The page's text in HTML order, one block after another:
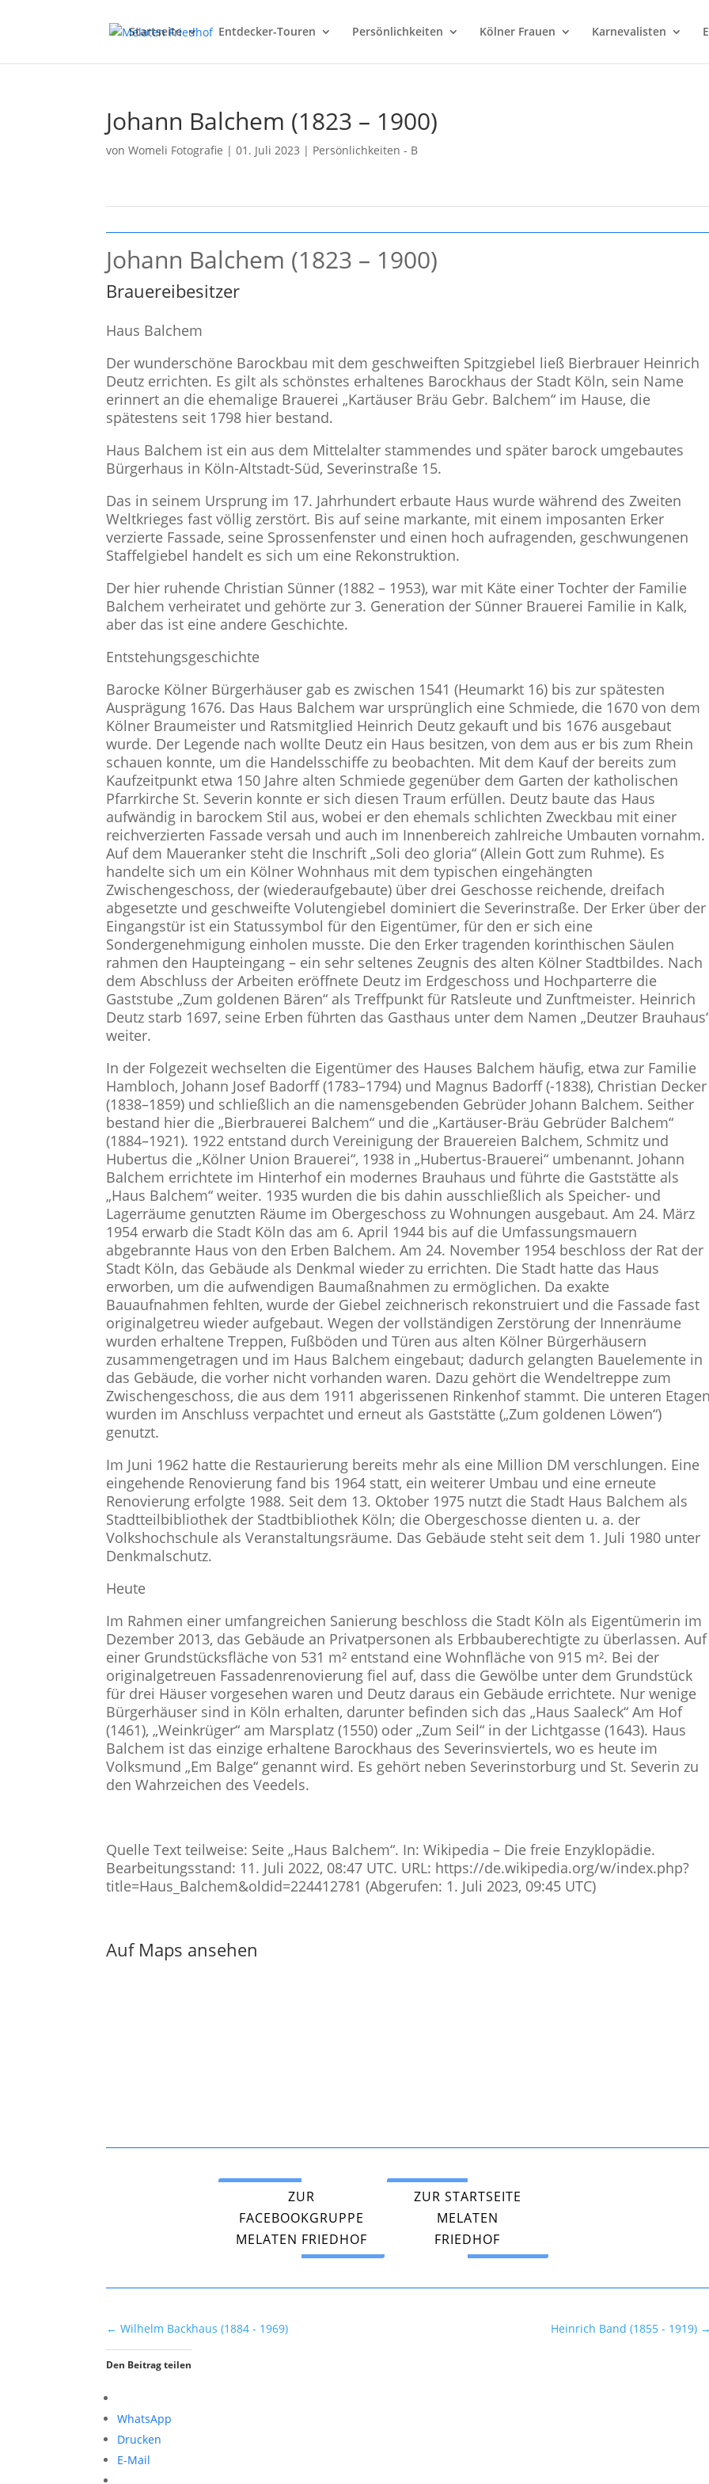
Startseite Entdecker-Touren Persönlichkeiten Kölner Frauen Karnevalisten
Johann Balchem (1823 – 1900)
vonWomeli Fotografie |01. Juli 2023 | Persönlichkeiten - B
Johann Balchem (1823 – 1900)
Brauereibesitzer
Haus Balchem
Der wunderschöne Barockbau mit dem geschweiften Spitzgiebel ließ Bierbrauer Heinrich
Deutz errichten. Es gilt als schönstes erhaltenes Barockhaus der Stadt Köln, sein Name
erinnert an die ehemalige Brauerei „Kartäuser Bräu Gebr. Balchem“ im Hause, die
spätestens seit 1798 hier bestand.
Haus Balchem ist ein aus dem Mittelalter stammendes und später barock umgebautes
Bürgerhaus in Köln-Altstadt-Süd, Severinstraße 15.
Das in seinem Ursprung im 17. Jahrhundert erbaute Haus wurde während des Zweiten
Weltkrieges fast völlig zerstört. Bis auf seine markante, mit einem imposanten Erker
verzierte Fassade, seine Sprossenfenster und einen hoch aufragenden, geschwungenen
Staffelgiebel handelt es sich um eine Rekonstruktion.
Der hier ruhende Christian Sünner (1882 – 1953), war mit Käte einer Tochter der Familie
Balchem verheiratet und gehörte zur 3. Generation der Sünner Brauerei Familie in Kalk,
aber das ist eine andere Geschichte.
Entstehungsgeschichte
Barocke Kölner Bürgerhäuser gab es zwischen 1541 (Heumarkt 16) bis zur spätesten
Ausprägung 1676. Das Haus Balchem war ursprünglich eine Schmiede, die 1670 von dem
Kölner Braumeister und Ratsmitglied Heinrich Deutz gekauft und bis 1676 ausgebaut
wurde. Der Legende nach wollte Deutz ein Haus besitzen, von dem aus er bis zum Rhein
schauen konnte, um die Handelsschiffe zu beobachten. Mit dem Kauf der bereits zum
Kaufzeitpunkt etwa 150 Jahre alten Schmiede gegenüber dem Garten der katholischen
Pfarrkirche St. Severin konnte er sich diesen Traum erfüllen. Deutz baute das Haus
aufwändig in barockem Stil aus, wobei er den ehemals schlichten Zweckbau mit einer
reichverzierten Fassade versah und auch im Innenbereich zahlreiche Umbauten vornahm.
Auf dem Maueranker steht die Inschrift „Soli deo gloria“ (Allein Gott zum Ruhme). Es
handelte sich um ein Kölner Wohnhaus mit dem typischen eingehängten
Zwischengeschoss, der (wiederaufgebaute) über drei Geschosse reichende, dreifach
abgesetzte und geschweifte Volutengiebel dominiert die Severinstraße. Der Erker über der
Eingangstür ist ein Statussymbol für den Eigentümer, für den er sich eine
Sondergenehmigung einholen musste. Die den Erker tragenden korinthischen Säulen
rahmen den Haupteingang – ein sehr seltenes Zeugnis des alten Kölner Stadtbildes. Nach
dem Abschluss der Arbeiten eröffnete Deutz im Erdgeschoss und Hochparterre die
Gaststube „Zum goldenen Bären“ als Treffpunkt für Ratsleute und Zunftmeister. Heinrich
Deutz starb 1697, seine Erben führten das Gasthaus unter dem Namen „Deutzer
weiter.
In der Folgezeit wechselten die Eigentümer des Hauses Balchem häufig, etwa zur Familie
Hambloch, Johann Josef Badorff (1783–1794) und Magnus Badorff (-1838), Christian Decker
(1838–1859) und schließlich an die namensgebenden Gebrüder Johann Balchem. Seither
bestand hier die „Bierbrauerei Balchem“ und die „Kartäuser-Bräu Gebrüder Balchem“
(1884–1921). 1922 entstand durch Vereinigung der Brauereien Balchem, Schmitz und
Hubertus die „Kölner Union Brauerei“, 1938 in „Hubertus-Brauerei“ umbenannt. Johann
Balchem errichtete im Hinterhof ein modernes Brauhaus und führte die Gaststätte als
„Haus Balchem“ weiter. 1935 wurden die bis dahin ausschließlich als Speicher- und
Lagerräume genutzten Räume im Obergeschoss zu Wohnungen ausgebaut. Am 24. März
1954 erwarb die Stadt Köln das am 6. April 1944 bis auf die Umfassungsmauern
abgebrannte Haus von den Erben Balchem. Am 24. November 1954 beschloss der Rat der
Stadt Köln, das Gebäude als Denkmal wieder zu errichten. Die Stadt hatte das Haus
erworben, um die aufwendigen Baumaßnahmen zu ermöglichen. Da exakte
Bauaufnahmen fehlten, wurde der Giebel zeichnerisch rekonstruiert und die Fassade fast
originalgetreu wieder aufgebaut. Wegen der vollständigen Zerstörung der Innenräume
wurden erhaltene Treppen, Fußböden und Türen aus alten Kölner Bürgerhäusern
zusammengetragen und im Haus Balchem eingebaut; dadurch gelangten Bauelemente in
das Gebäude, die vorher nicht vorhanden waren. Dazu gehört die Wendeltreppe zum
Zwischengeschoss, die aus dem 1911 abgerissenen Rinkenhof stammt. Die unteren
wurden im Anschluss verpachtet und erneut als Gaststätte („Zum goldenen Löwen“)
genutzt.
Im Juni 1962 hatte die Restaurierung bereits mehr als eine Million DM verschlungen. Eine
eingehende Renovierung fand bis 1964 statt, ein weiterer Umbau und eine erneute
Renovierung erfolgte 1988. Seit dem 13. Oktober 1975 nutzt die Stadt Haus Balchem als
Stadtteilbibliothek der Stadtbibliothek Köln; die Obergeschosse dienten u. a. der
Volkshochschule als Veranstaltungsräume. Das Gebäude steht seit dem 1. Juli 1980 unter
Denkmalschutz.
Heute
Im Rahmen einer umfangreichen Sanierung beschloss die Stadt Köln als Eigentümerin im
Dezember 2013, das Gebäude an Privatpersonen als Erbbauberechtigte zu überlassen. Auf
einer Grundstücksfläche von 531 m² entstand eine Wohnfläche von 915 m². Bei der
originalgetreuen Fassadenrenovierung fiel auf, dass die Gewölbe unter dem Grundstück
für drei Häuser vorgesehen waren und Deutz daraus ein Gebäude errichtete. Nur wenige
Bürgerhäuser sind in Köln erhalten, darunter befinden sich das „Haus Saaleck“ Am Hof
(1461), „Weinkrüger“ am Marsplatz (1550) oder „Zum Seil“ in der Lichtgasse (1643). Haus
Balchem ist das einzige erhaltene Barockhaus des Severinsviertels, wo es heute im
Volksmund „Em Balge“ genannt wird. Es gehört neben Severinstorburg und St. Severin zu
den Wahrzeichen des Veedels.
Quelle Text teilweise: Seite „Haus Balchem“. In: Wikipedia – Die freie Enzyklopädie.
Bearbeitungsstand: 11. Juli 2022, 08:47 UTC. URL: https://de.wikipedia.org/w/index.php?
title=Haus_Balchem&oldid=224412781 (Abgerufen: 1. Juli 2023, 09:45 UTC)
Auf Maps ansehen
ZUR
FACEBOOKGRUPPE
MELATEN FRIEDHOF
ZUR STARTSEITE
MELATEN
FRIEDHOF
←Wilhelm Backhaus (1884 - 1969) Heinrich Band (1855 - 1919)
Den Beitrag teilen
WhatsApp
Drucken
E-Mail